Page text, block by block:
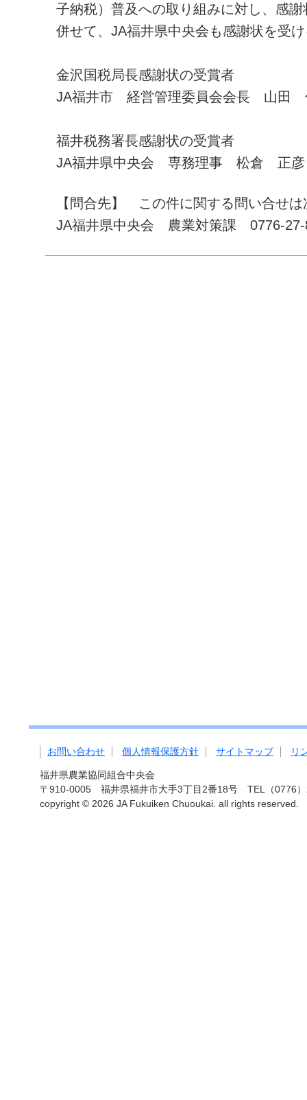
子納税）普及への取り組みに対し、感
併せて、JA福井県中央会も感謝状を受
金沢国税局長感謝状の受賞者
JA福井市 経営管理委員会会長 山田
福井税務署長感謝状の受賞者
JA福井県中央会 専務理事 松倉 正彦
【問合先】 この件に関する問い合せは
JA福井県中央会 農業対策課 0776-27-
お問い合わせ 個人情報保護方針 サイトマップ リ
福井県農業協同組合中央会
〒910-0005 福井県福井市大手3丁目2番18号 TEL（0776
copyright © 2026 JA Fukuiken Chuoukai. all rights reserved.